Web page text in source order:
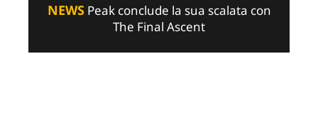
NEWSPeak conclude la sua scalata con
The Final Ascent